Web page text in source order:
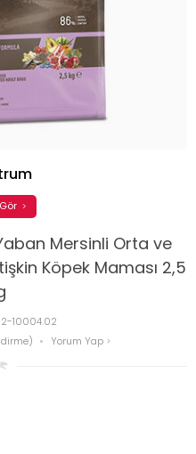
Mersinli Orta ve
Köpek Maması 2,5
10004.02
Yorum Yap